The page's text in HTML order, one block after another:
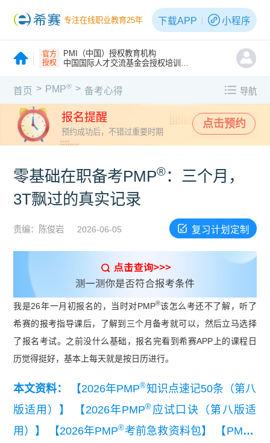
专注在线职业教育25年 下载APP 小程序
官方
授权
PMI（中国）授权教育机构
中国国际人才交流基金会授权培训机构
首页 > PMP® > 备考心得 导航
报名提醒
预约成功后，不错过重要时期
点击预约
零基础在职备考PMP®：三个月，
3T飘过的真实记录
责编：陈俊岩 2026-06-05 复习计划定制
我是26年一月初报名的，当时对PMP®该怎么考还不了解，听了
希赛的报考指导课后，了解到三个月备考就可以，然后立马选择
了报名考试。之前没什么基础，报名完看到希赛APP上的课程日
历觉得挺好，基本上每天就是按日历进行。
本文资料： 【2026年PMP®知识点速记50条（第八
版适用）】
【2026年PMP® 应试口诀（第八版适
用）】
【2026年PMP®考前急救资料包】 【PMP